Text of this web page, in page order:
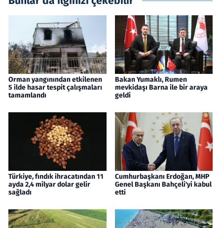
Orman yangınından etkilenen
5 ilde hasar tespit çalışmaları
tamamlandı
Bakan Yumaklı, Rumen
mevkidaşı Barna ile bir araya
geldi
Türkiye, fındık ihracatından 11
ayda 2,4 milyar dolar gelir
sağladı
Cumhurbaşkanı Erdoğan, MHP
Genel Başkanı Bahçeli'yi kabul
etti